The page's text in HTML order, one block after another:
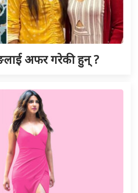
अफर गरेकी हुन् ?